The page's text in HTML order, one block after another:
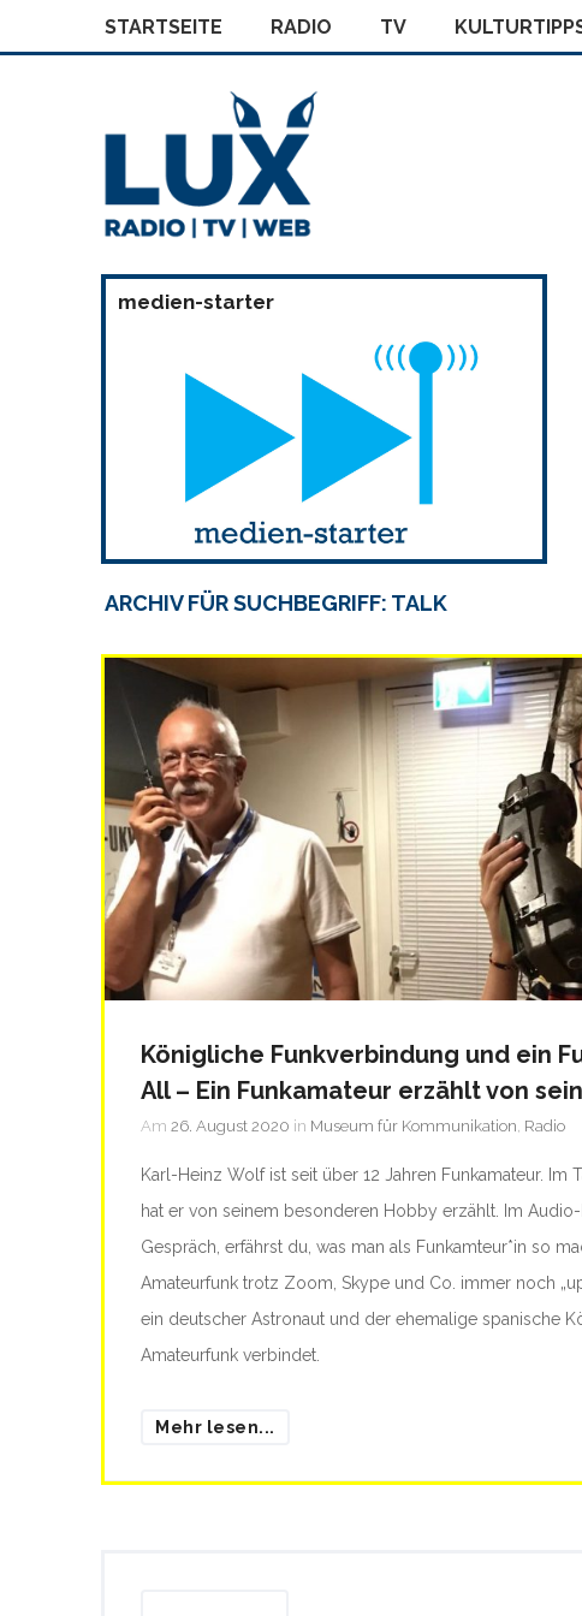
STARTSEITE RADIO TV
medien-starter
ARCHIV FÜR SUCHBEGRIFF: TALK
Königliche Funkverbindung und ein
All – Ein Funkamateur erzählt von
Am 26. August 2020 in Museum für Kommunikation Radio
Karl-Heinz Wolf ist seit über 12 Jahren Funkamateur. Im
hat er von seinem besonderen Hobby erzählt. Im
Gespräch, erfährst du, was man als Funkamteur*in so
Amateurfunk trotz Zoom, Skype und Co. immer noch
ein deutscher Astronaut und der ehemalige spanische
Amateurfunk verbindet.
Mehr lesen...